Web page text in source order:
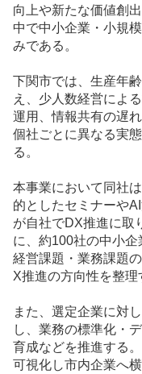
向上や新たな価値創
中で中小企業・小規
みである。
下関市では、生産年
え、少人数経営によ
運用、情報共有の遅
個社ごとに異なる実
る。
本事業において同社
的としたセミナーや
が自社でDX推進に取
に、約100社の中小
経営課題・業務課題
X推進の方向性を整理
また、選定企業に対
し、業務の標準化・
育成などを推進する
可視化し市内企業へ